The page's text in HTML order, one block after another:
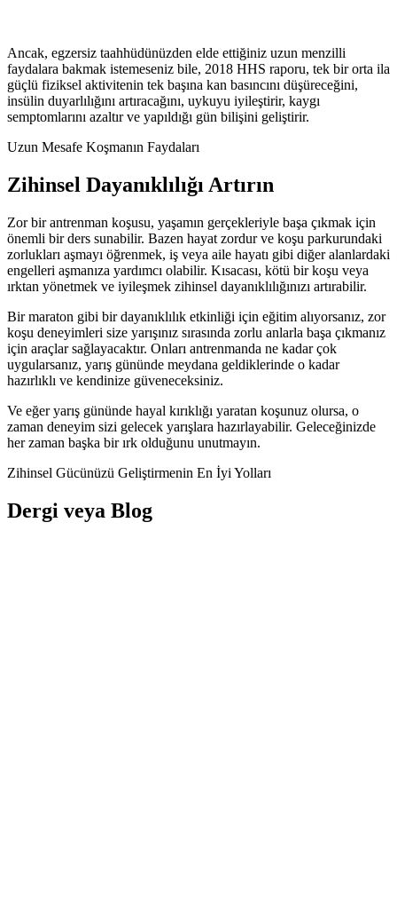
Ancak, egzersiz taahhüdünüzden elde ettiğiniz uzun menzilli
faydalara bakmak istemeseniz bile, 2018 HHS raporu, tek bir orta ila
güçlü fiziksel aktivitenin tek başına kan basıncını düşüreceğini,
insülin duyarlılığını artıracağını, uykuyu iyileştirir, kaygı
semptomlarını azaltır ve yapıldığı gün bilişini geliştirir.
Uzun Mesafe Koşmanın Faydaları
Zihinsel Dayanıklılığı Artırın
Zor bir antrenman koşusu, yaşamın gerçekleriyle başa çıkmak için
önemli bir ders sunabilir. Bazen hayat zordur ve koşu parkurundaki
zorlukları aşmayı öğrenmek, iş veya aile hayatı gibi diğer alanlardaki
engelleri aşmanıza yardımcı olabilir. Kısacası, kötü bir koşu veya
ırktan yönetmek ve iyileşmek zihinsel dayanıklılığınızı artırabilir.
Bir maraton gibi bir dayanıklılık etkinliği için eğitim alıyorsanız, zor
koşu deneyimleri size yarışınız sırasında zorlu anlarla başa çıkmanız
için araçlar sağlayacaktır. Onları antrenmanda ne kadar çok
uygularsanız, yarış gününde meydana geldiklerinde o kadar
hazırlıklı ve kendinize güveneceksiniz.
Ve eğer yarış gününde hayal kırıklığı yaratan koşunuz olursa, o
zaman deneyim sizi gelecek yarışlara hazırlayabilir. Geleceğinizde
her zaman başka bir ırk olduğunu unutmayın.
Zihinsel Gücünüzü Geliştirmenin En İyi Yolları
Dergi veya Blog